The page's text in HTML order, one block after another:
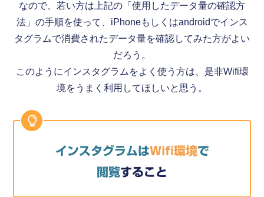
なので、若い方は上記の「使用したデータ量の確認方
法」の手順を使って、iPhoneもしくはandroidでインス
タグラムで消費されたデータ量を確認してみた方がよい
だろう。
このようにインスタグラムをよく使う方は、是非Wifi環
境をうまく利用してほしいと思う。
インスタグラムはWifi環境で
閲覧すること